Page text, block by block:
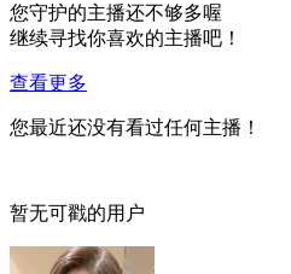
您守护的主播还不够多喔
继续寻找你喜欢的主播吧！
查看更多
您最近还没有看过任何主播！
暂无可戳的用户